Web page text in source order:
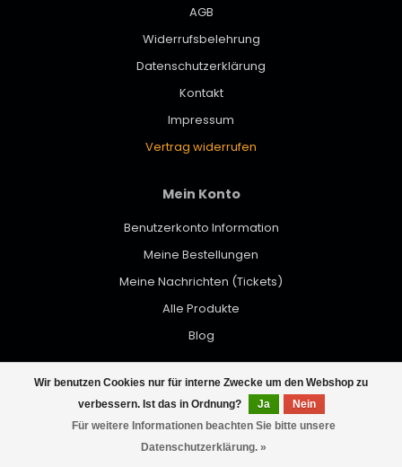
Wir benutzen Cookies nur für interne Zwecke um den Webshop zu
verbessern. Ist das in Ordnung?
Ja
Nein
Für weitere Informationen beachten Sie bitte unsere
Datenschutzerklärung. »
AGB
Widerrufsbelehrung
Datenschutzerklärung
Kontakt
Impressum
Vertrag widerrufen
Mein Konto
Benutzerkonto Information
Meine Bestellungen
Meine Nachrichten (Tickets)
Alle Produkte
Blog
© Copyright 2026 werktat - Powered by Lightspeed- Theme by
Dyvelopment